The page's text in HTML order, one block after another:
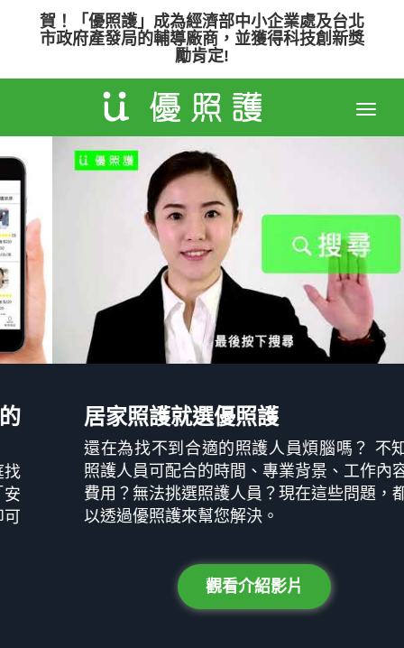
賀！「優照護」成為經濟部中小企業處及台北
市政府產發局的輔導廠商，並獲得科技創新獎
勵肯定!
Toggle
居家照護就選優照護
還在為找不到合適的照護人員煩腦嗎？ 不知道
照護人員可配合的時間、專業背景、工作內容和
費用？無法挑選照護人員？現在這些問題，都可
以透過優照護來幫您解決。
觀看介紹影片